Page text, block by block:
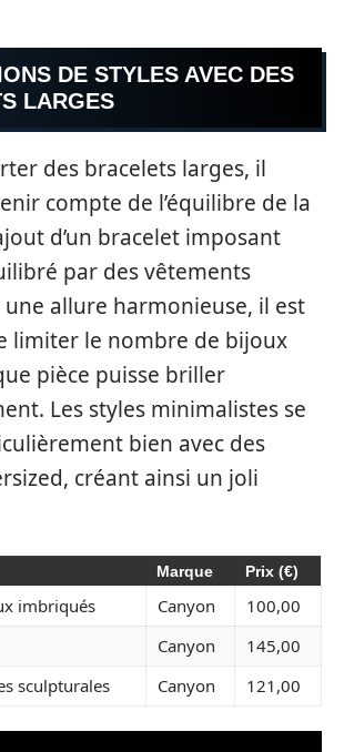
DE STYLES AVEC DES
LARGES
des bracelets larges, il
compte de l’équilibre de la
d’un bracelet imposant
par des vêtements
une allure harmonieuse, il est
limiter le nombre de bijoux
pièce puisse briller
Les styles minimalistes se
bien avec des
créant ainsi un joli
Marque Prix (€)
imbriqués Canyon
100,00
Canyon
145,00
sculpturales
Canyon 121,00